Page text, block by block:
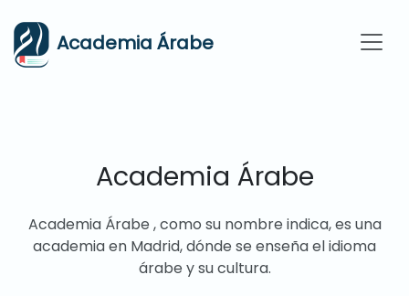
Academia Árabe
Academia Árabe
Academia Árabe , como su nombre indica, es una
academia en Madrid, dónde se enseña el idioma
árabe y su cultura.